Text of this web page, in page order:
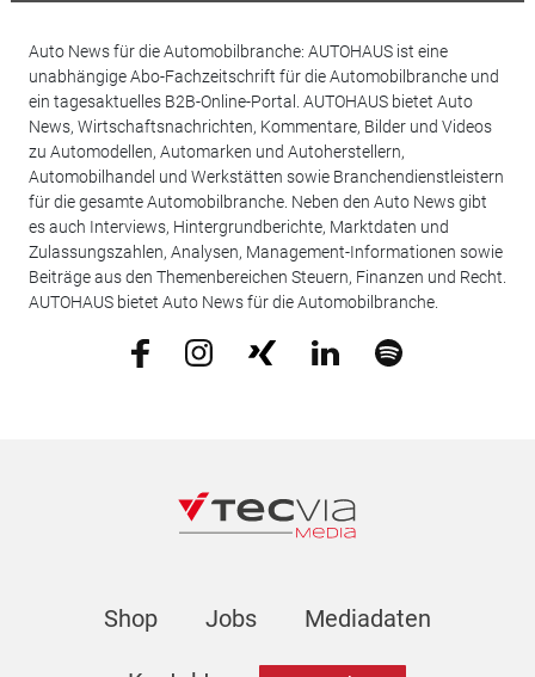
Auto News für die Automobilbranche: AUTOHAUS ist eine
unabhängige Abo-Fachzeitschrift für die Automobilbranche und
ein tagesaktuelles B2B-Online-Portal. AUTOHAUS bietet Auto
News, Wirtschaftsnachrichten, Kommentare, Bilder und Videos
zu Automodellen, Automarken und Autoherstellern,
Automobilhandel und Werkstätten sowie Branchendienstleistern
für die gesamte Automobilbranche. Neben den Auto News gibt
es auch Interviews, Hintergrundberichte, Marktdaten und
Zulassungszahlen, Analysen, Management-Informationen sowie
Beiträge aus den Themenbereichen Steuern, Finanzen und Recht.
AUTOHAUS bietet Auto News für die Automobilbranche.
Shop Jobs Mediadaten